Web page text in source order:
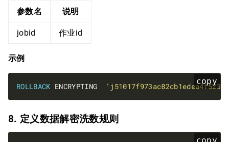
参数名 说明
jobid 作业id
示例
copy
ROLLBACK ENCRYPTING
8. 定义数据解密洗数规则
copy